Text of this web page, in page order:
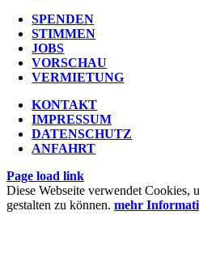
SPENDEN
STIMMEN
JOBS
VORSCHAU
VERMIETUNG
KONTAKT
IMPRESSUM
DATENSCHUTZ
ANFAHRT
Page load link
Diese Webseite verwendet Cookies,
gestalten zu können. mehr